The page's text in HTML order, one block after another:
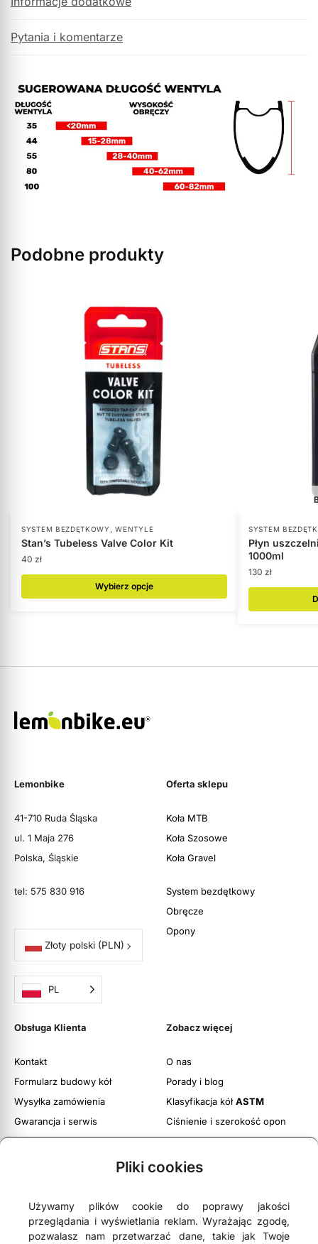
Pliki cookies
Używamy plików cookie do poprawy jakości
przeglądania i wyświetlania reklam. Wyrażając zgodę,
pozwalasz nam przetwarzać dane, takie jak Twoje
Pytania i komentarze
Podobne produkty
SYSTEM BEZDĘTKOWY ,WENTYLE
Stan’s Tubeless Valve Color Kit
40 zł
Wybierz opcje
SYSTEM
Płyn
1000ml
130 zł
Lemonbike
41-710 Ruda Śląska
ul. 1 Maja 276
Polska, Śląskie
tel: 575 830 916
Złoty polski (PLN)
PL
Oferta sklepu
Koła MTB
Koła Szosowe
Koła Gravel
System bezdętkowy
Obręcze
Opony
Obsługa Klienta
Kontakt
Formularz budowy kół
Wysyłka zamówienia
Gwarancja i serwis
Obsługa zwrotów
Zobacz więcej
O nas
Porady i blog
Klasyfikacja kółASTM
Ciśnienie i szerokość opon
Regulamin witryny